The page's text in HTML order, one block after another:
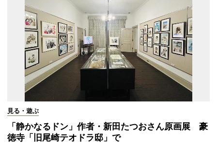
見る・遊ぶ
「静かなるドン」作者・新田たつおさん原画展 豪
徳寺「旧尾崎テオドラ邸」で